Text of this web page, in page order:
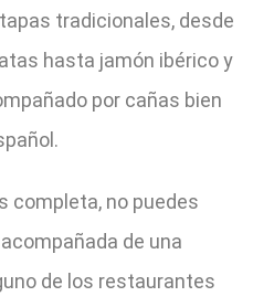
tradicionales, desde
hasta jamón ibérico y
por cañas bien
completa, no puedes
de una
de los restaurantes